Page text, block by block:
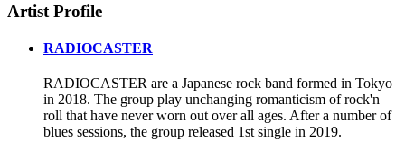
Artist Profile
RADIOCASTER
RADIOCASTER are a Japanese rock band formed in Tokyo
in 2018. The group play unchanging romanticism of rock'n
roll that have never worn out over all ages. After a number of
blues sessions, the group released 1st single in 2019.